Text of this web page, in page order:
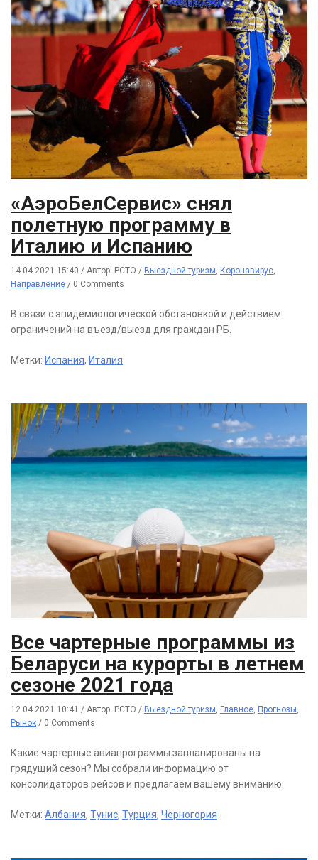
«АэроБелСервис» снял
полетную программу в
Италию и Испанию
14.04.2021 15:40 / Автор: РСТО / Выездной туризм Коронавирус
Направление / 0 Comments
В связи с эпидемиологической обстановкой и действием
ограничений на въезд/выезд для граждан РБ.
Метки: Испания, Италия
Все чартерные программы из
Беларуси на курорты в летнем
сезоне 2021 года
12.04.2021 10:41 / Автор: РСТО / Выездной туризм, Главное, Прогнозы,
Рынок / 0 Comments
Какие чартерные авиапрограммы запланированы на
грядущий сезон? Мы собрали информацию от
консолидаторов рейсов и предлагаем вашему вниманию.
Метки: Албания, Тунис, Турция, Черногория